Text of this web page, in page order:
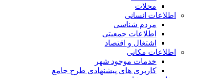
محلات
اطلاعات انسانی
مردم شناسی
اطلاعات جمعیتی
اشتغال و اقتصاد
اطلاعات مکانی
خدمات موجود شهر
کاربری های پیشنهادی طرح جامع